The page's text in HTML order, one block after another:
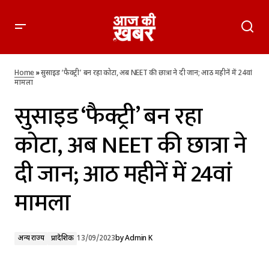
में 24वां मामला
Home»सुसाइड ‘फैक्ट्री’ बन रहा कोटा, अब NEET की छात्रा ने दी जान; आठ महीनें में 24वां
मामला
सुसाइड ‘फैक्ट्री’ बन रहा
कोटा, अब NEET की छात्रा ने
दी जान; आठ महीनें में 24वां
मामला
अन्य राज्य प्रादेशिक 13/09/2023byAdmin K